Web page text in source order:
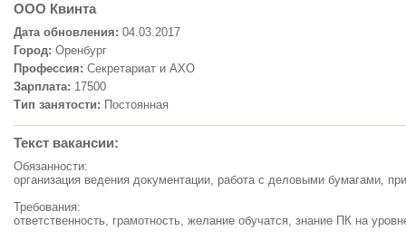
OOO Квинта
Дата обновления: 04.03.2017
Город: Оренбург
Профессия: Секретариат и АХО
Зарплата: 17500
Тип занятости: Постоянная
Текст вакансии:
Обязанности:
организация ведения документации, работа с деловыми бумагами,
Требования:
ответственность, грамотность, желание обучатся, знание ПК на